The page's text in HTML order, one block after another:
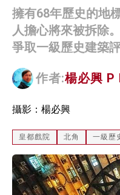
擁有68年歷史的地
人擔心將來被拆除
爭取一級歷史建築
作者:楊必興 P
攝影：楊必興
皇都戲院 北角 一級歷